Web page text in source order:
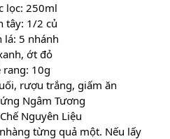
lọc: 250ml
tây: 1/2 củ
lá: 5 nhánh
ớt đỏ
rang: 10g
rượu trắng, giấm ăn
Ngâm Tương
Nguyên Liệu
từng quả một. Nếu lấy